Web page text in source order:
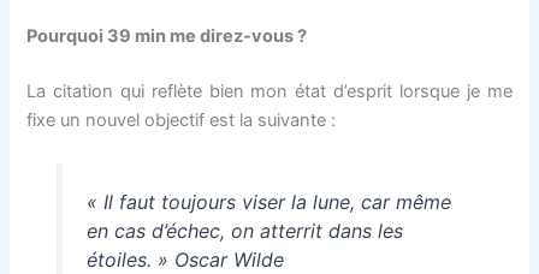
Pourquoi 39 min me direz-vous ?
La citation qui reflète bien mon état d’esprit lorsque je me
fixe un nouvel objectif est la suivante :
« Il faut toujours viser la lune, car même
en cas d’échec, on atterrit dans les
étoiles. » Oscar Wilde